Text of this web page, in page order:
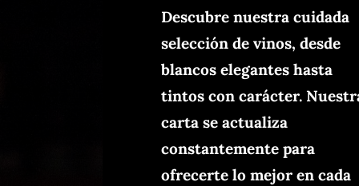
Descubre nuestra cuidada
selección de vinos, desde
blancos elegantes hasta
tintos con carácter.
carta se actualiza
constantemente para
ofrecerte lo mejor en cada